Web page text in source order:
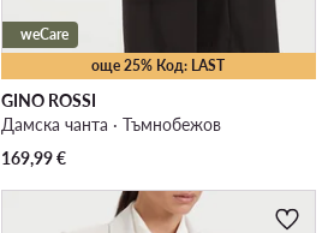
още 25% Код: LAST
weCare
GINO ROSSI
Дамска чанта · Тъмнобежов
169,99€